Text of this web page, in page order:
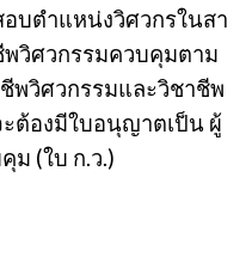
บตําแหน่งวิศวกรในสา
วิศวกรรมควบคุมตาม
พวิศวกรรมและวิชาชีพ
ต้องมีใบอนุญาตเป็น ผู้
ม (ใบ ก.ว.)